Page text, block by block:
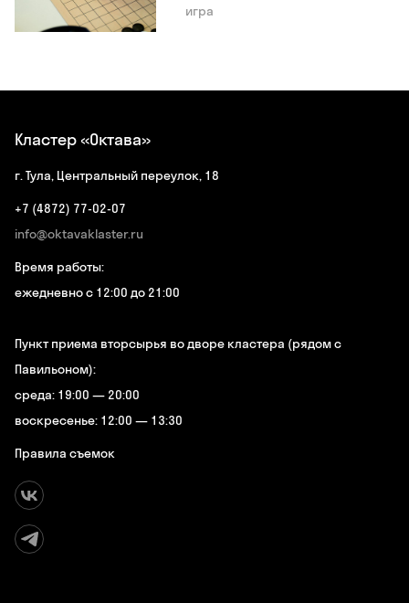
игра
Кластер «Октава»
г. Тула, Центральный переулок, 18
+7 (4872) 77-02-07
info@oktavaklaster.ru
Время работы:
ежедневно с 12:00 до 21:00
Пункт приема вторсырья во дворе кластера (рядом с
Павильоном):
среда: 19:00 — 20:00
воскресенье: 12:00 — 13:30
Правила съемок